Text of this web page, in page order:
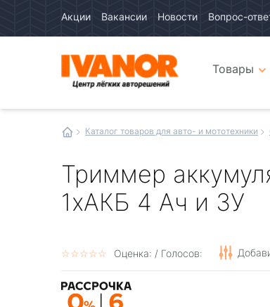
Акции Вакансии Новости Вопрос-
интернетТовары
Каталог товаров для авто- и мототехники
Триммер
1хАКБ 4 Ач и ЗУ
☆☆☆☆☆
★★★★★ Оценка: / Голосов: